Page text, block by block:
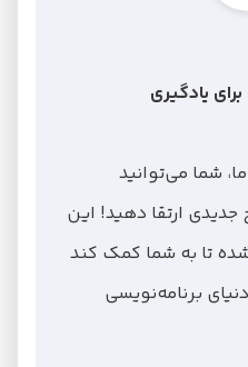
یادگیری
شما می‌توانید
ارتقا دهید! این
تا به شما کمک کند
برنامه‌نویسی